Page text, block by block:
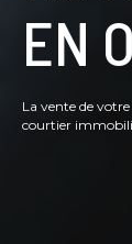
EN
La vente de
courtier